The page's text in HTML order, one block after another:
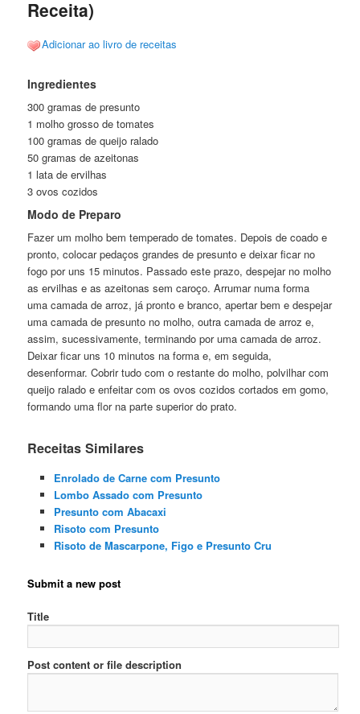
Receita)
Adicionar ao livro de receitas
Ingredientes
300 gramas de presunto
1 molho grosso de tomates
100 gramas de queijo ralado
50 gramas de azeitonas
1 lata de ervilhas
3 ovos cozidos
Modo de Preparo
Fazer um molho bem temperado de tomates. Depois de coado e
pronto, colocar pedaços grandes de presunto e deixar ficar no
fogo por uns 15 minutos. Passado este prazo, despejar no molho
as ervilhas e as azeitonas sem caroço. Arrumar numa forma
uma camada de arroz, já pronto e branco, apertar bem e despejar
uma camada de presunto no molho, outra camada de arroz e,
assim, sucessivamente, terminando por uma camada de arroz.
Deixar ficar uns 10 minutos na forma e, em seguida,
desenformar. Cobrir tudo com o restante do molho, polvilhar com
queijo ralado e enfeitar com os ovos cozidos cortados em gomo,
formando uma flor na parte superior do prato.
Receitas Similares
Enrolado de Carne com Presunto
Lombo Assado com Presunto
Presunto com Abacaxi
Risoto com Presunto
Risoto de Mascarpone, Figo e Presunto Cru
Submit a new post
Title
Post content or file description